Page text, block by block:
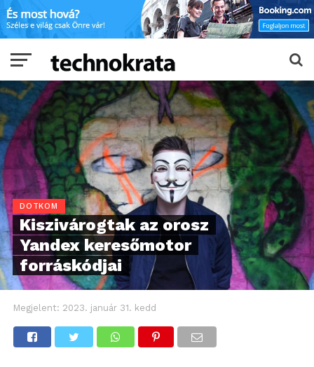
DOTKOM
Kiszivárogtak az orosz
Yandex keresőmotor
forráskódjai
Megjelent: 2023. január 31. kedd